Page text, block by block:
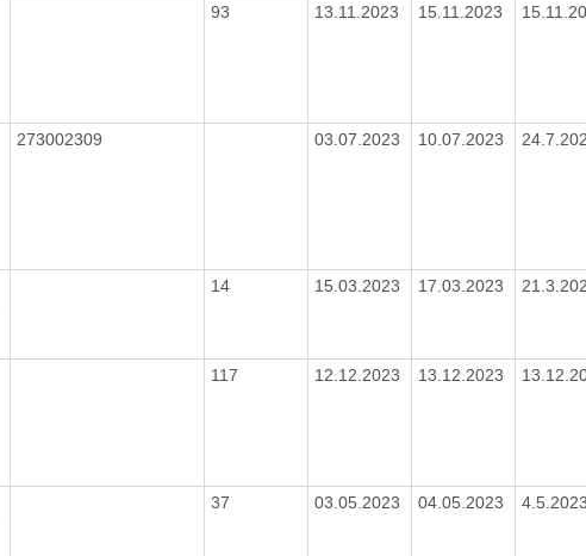
93 13.11.2023 15.11.2023
273002309 03.07.2023 10.07.2023
14 15.03.2023 17.03.2023
117 12.12.2023 13.12.2023
37 03.05.2023 04.05.2023